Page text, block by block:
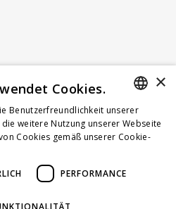
GERMAN
FRENCH
×
Cookies.
Benutzerfreundlichkeit unserer
weitere Nutzung unserer Webseite
Cookies gemäß unserer Cookie-
PERFORMANCE